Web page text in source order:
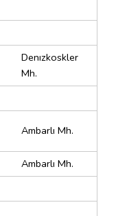
Denızkoskler
Mh.
Ambarlı Mh.
Ambarlı Mh.